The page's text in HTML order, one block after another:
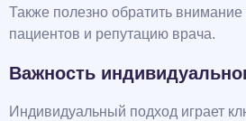
Также полезно обратить
пациентов и репутацию врача.
Важность
Индивидуальный подход играет